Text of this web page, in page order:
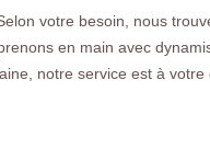
votre besoin, nous
en main avec
notre service est à